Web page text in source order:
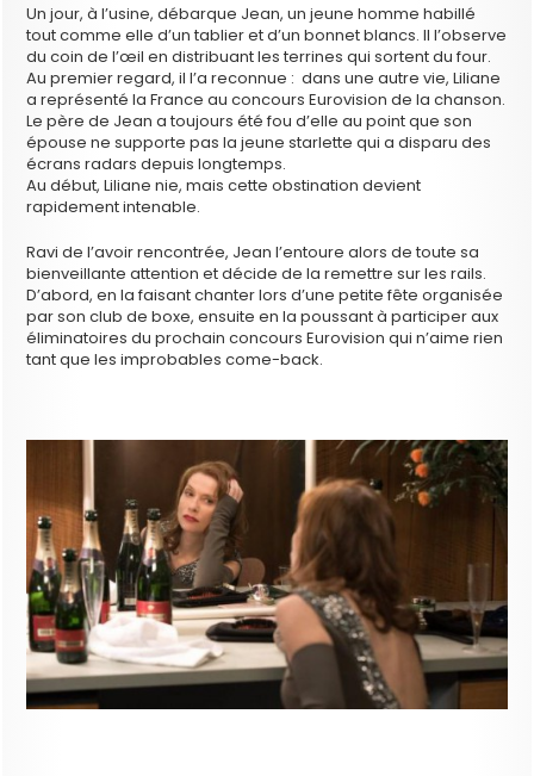
Un jour, à l’usine, débarque Jean, un jeune homme habillé
tout comme elle d’un tablier et d’un bonnet blancs. Il l’observe
du coin de l’œil en distribuant les terrines qui sortent du four.
Au premier regard, il l’a reconnue : dans une autre vie, Liliane
a représenté la France au concours Eurovision de la chanson.
Le père de Jean a toujours été fou d’elle au point que son
épouse ne supporte pas la jeune starlette qui a disparu des
écrans radars depuis longtemps.
Au début, Liliane nie, mais cette obstination devient
rapidement intenable.
Ravi de l’avoir rencontrée, Jean l’entoure alors de toute sa
bienveillante attention et décide de la remettre sur les rails.
D’abord, en la faisant chanter lors d’une petite fête organisée
par son club de boxe, ensuite en la poussant à participer aux
éliminatoires du prochain concours Eurovision qui n’aime rien
tant que les improbables come-back.